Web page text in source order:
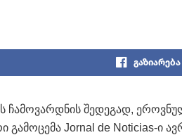
გაზიარება
შედეგად,
Jornal de Noticias-ი